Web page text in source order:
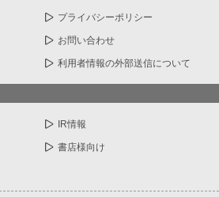
プライバシーポリシー
お問い合わせ
利用者情報の外部送信について
IR情報
書店様向け